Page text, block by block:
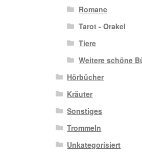
Romane
Tarot - Orakel
Tiere
Weitere schöne
Hörbücher
Kräuter
Sonstiges
Trommeln
Unkategorisiert